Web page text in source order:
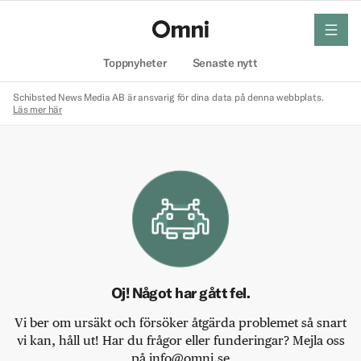
Toppnyheter Senaste nytt
meny
Schibsted News Media AB är ansvarig för dina data på denna webbplats.
Läs mer här
Oj! Något har gått fel.
Vi ber om ursäkt och försöker åtgärda problemet så snart
vi kan, håll ut! Har du frågor eller funderingar? Mejla oss